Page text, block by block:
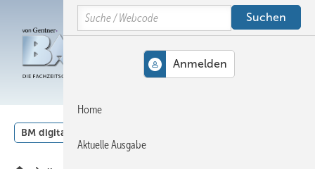
Hauptinhalt
Hauptmenü
SiteSearch
BM digital
Search
Home
Aktuelle Ausgabe